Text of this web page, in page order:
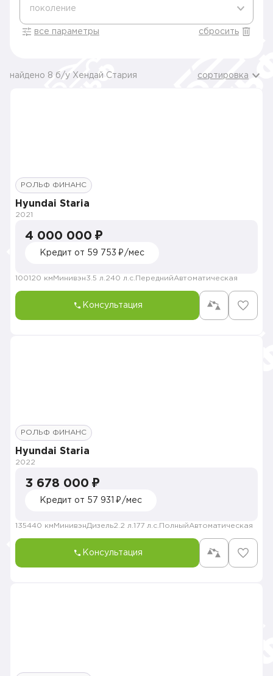
поколение
все параметры сбросить
найдено 8 б/у Хендай Стария сортировка
РОЛЬФ ФИНАНС
Hyundai Staria
2021
4 000 000 ₽
Кредит от 59 753 ₽/мес
100120 км Минивэн3.5 л. 240 л.с. ПереднийАвтоматическая
Консультация
РОЛЬФ ФИНАНС
Hyundai Staria
2022
3 678 000 ₽
Кредит от 57 931 ₽/мес
135440 км МинивэнДизель2.2 л. 177 л.с. ПолныйАвтоматическая
Консультация